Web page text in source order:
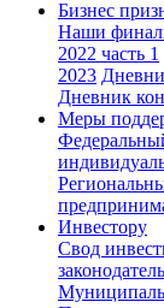
Бизнес
Наши
2022 часть 1
2023
Дневник
Меры
Инвестору
Свод